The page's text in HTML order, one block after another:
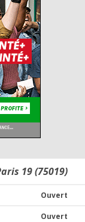
19 (75019)
Ouvert
Ouvert